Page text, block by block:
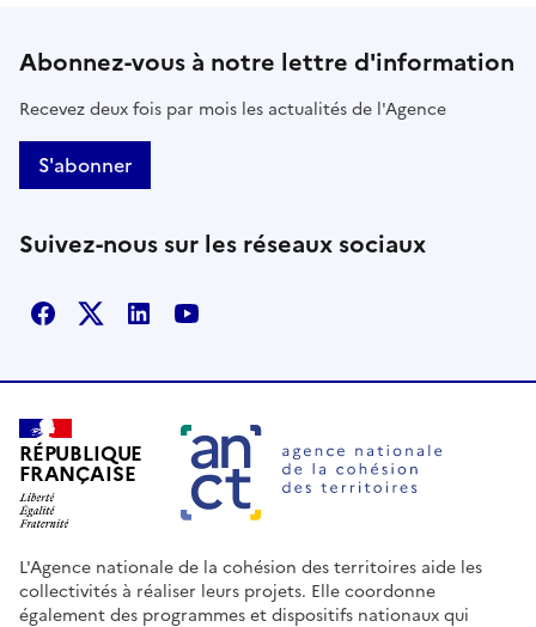
Abonnez-vous à notre lettre d'information
Recevez deux fois par mois les actualités de l'Agence
S'abonner
Suivez-nous sur les réseaux sociaux
Facebook
X LinkedinYoutube
RÉPUBLIQUE
FRANÇAISE
L'Agence nationale de la cohésion des territoires aide les
collectivités à réaliser leurs projets. Elle coordonne
également des programmes et dispositifs nationaux qui